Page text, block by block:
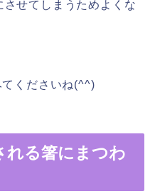
せてしまうためよくな
くださいね(^^)
れる箸にまつわ